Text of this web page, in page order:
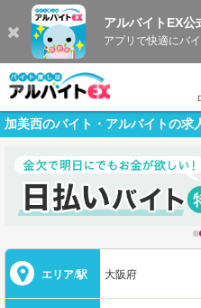
アルバイトEX公
アプリで快適にバ
加美西のバイト・アルバイトの求
エリア/駅 大阪府